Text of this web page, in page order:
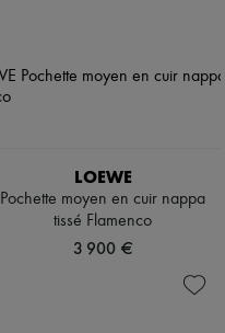
LOEWE
Pochette moyen en cuir nappa
tissé Flamenco
3 900 €